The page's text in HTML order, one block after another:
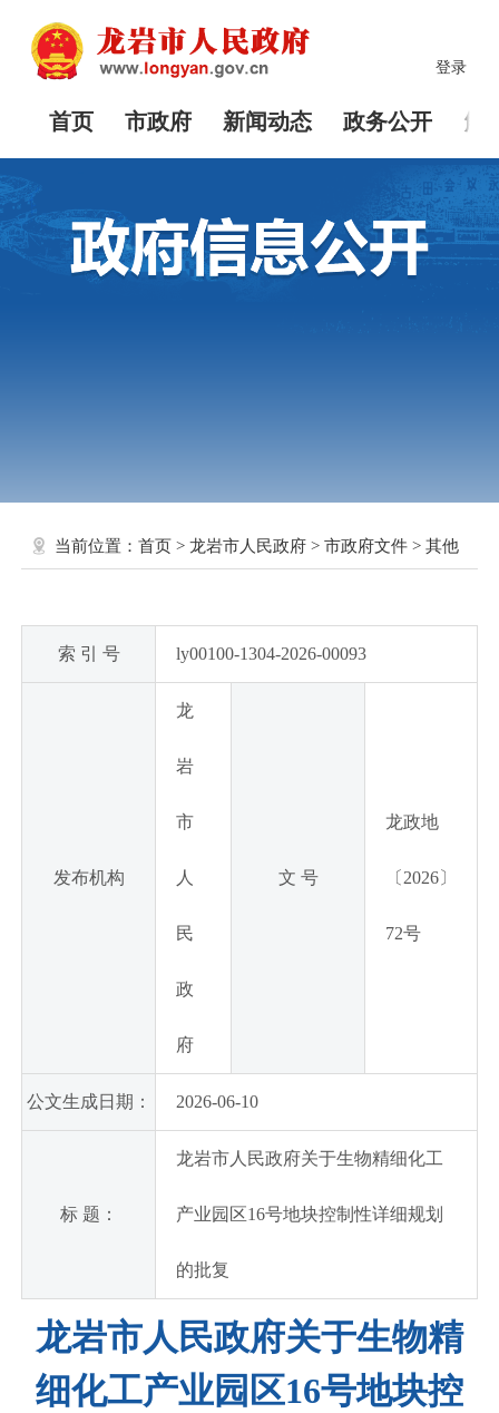
登录
首页 市政府 新闻动态 政务公开 解
当前位置： 首页 > 龙岩市人民政府 > 市政府文件 > 其他
索 引 号 ly00100-1304-2026-00093
发布机构
龙
岩
市
人
民
政
府
文 号
龙政地
〔2026〕
72号
公文生成日期： 2026-06-10
标 题：
龙岩市人民政府关于生物精细化工
产业园区16号地块控制性详细规划
的批复
龙岩市人民政府关于生物精
细化工产业园区16号地块控